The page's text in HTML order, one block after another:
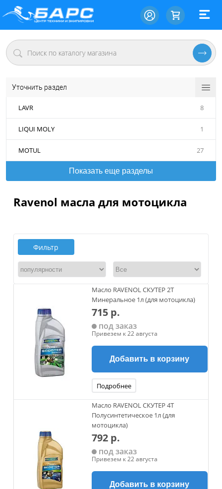
Уточнить раздел
LAVR 8
LIQUI MOLY 1
MOTUL 27
Показать еще разделы
Ravenol масла для мотоцикла
Фильтр
Масло RAVENOL СКУТЕР 2Т
Минеральное 1л (для мотоцикла)
715 р.
под заказ
Привезем к 22 августа
Добавить в корзину
Подробнее
Масло RAVENOL СКУТЕР 4Т
Полусинтетическое 1л (для
мотоцикла)
792 р.
под заказ
Привезем к 22 августа
Добавить в корзину